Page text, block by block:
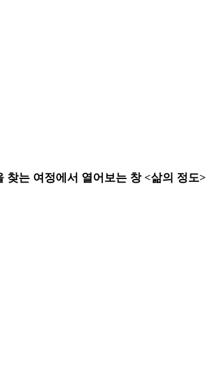
찾는 여정에서 열어보는 창 <삶의 정도>